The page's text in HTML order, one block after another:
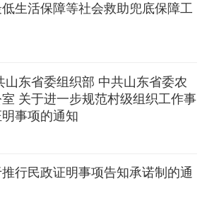
生活保障等社会救助兜底保障工
山东省委组织部 中共山东省委农
关于进一步规范村级组织工作事
事项的通知
行民政证明事项告知承诺制的通